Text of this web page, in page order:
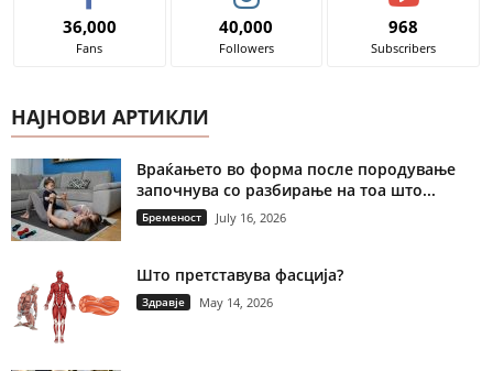
36,000
Fans
40,000
Followers
968
Subscribers
НАЈНОВИ АРТИКЛИ
Враќањето во форма после породување
започнува со разбирање на тоа што...
Бременост July 16, 2026
Што претставува фасција?
Здравје May 14, 2026